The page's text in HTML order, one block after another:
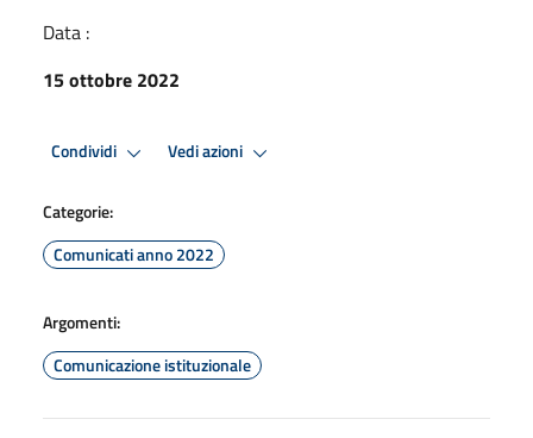
Data :
15 ottobre 2022
Condividi Vedi azioni
Categorie:
Comunicati anno 2022
Argomenti:
Comunicazione istituzionale